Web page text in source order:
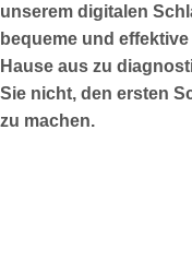
unserem digitalen
bequeme und
Hause aus zu
Sie nicht, den ersten
zu machen.